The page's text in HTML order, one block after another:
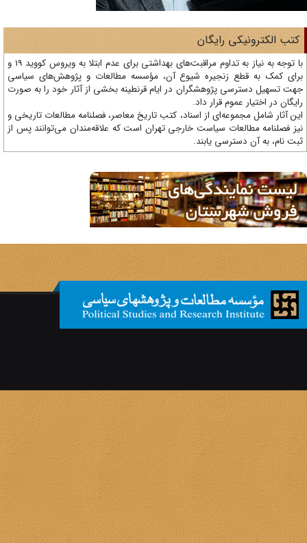
الکترونیکی رایگان
با توجه به نیاز به تداوم مراقبت‌های بهداشتی برای عدم ابتلا به ویروس کووید 19 و
کمک به قطع زنجیره شیوع آن، مؤسسه مطالعات و پژوهش‌های سیاسی
تسهیل دسترسی پژوهشگران در ایام قرنطینه بخشی از آثار خود را به صورت
در اختیار عموم قرار داد.
آثار شامل مجموعه‌ای از اسناد، کتب تاریخ معاصر، فصلنامه‌ مطالعات تاریخی و
فصلنامه مطالعات سیاست خارجی تهران است که علاقه‌مندان می‌توانند پس از
نام، به آن دسترسی یابند.